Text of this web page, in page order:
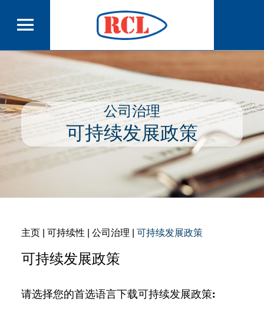
公司治理
可持续发展政策
主页| 可持续性 | 公司治理 | 可持续发展政策
可持续发展政策
请选择您的首选语言下载可持续发展政策: